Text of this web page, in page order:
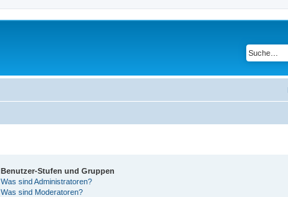
Benutzer-Stufen und Gruppen
Was sind Administratoren?
Was sind Moderatoren?